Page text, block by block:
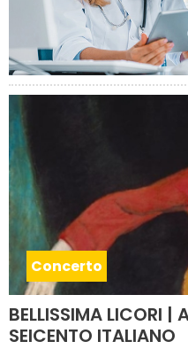
Concerto
BELLISSIMA LICORI |
SEICENTO ITALIANO